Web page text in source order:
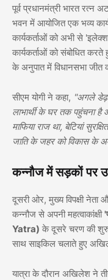
पूर्व प्रधानमंत्री भारत रत्न
भवन में आयोजित एक भव्य
कार्यकर्ताओं को अभी से
कार्यकर्ताओं को संबोधित करते
के अनुपात में विधानसभा जीत
सीएम योगी ने कहा, "अगले डेढ़
लाभार्थी के घर तक पहुंचना है
माफिया राज था, बेटियां
जाति के जहर को विकास के
कन्नौज में सड़कों पर
दूसरी ओर, मुख्य विपक्षी नेता
कन्नौज से अपनी महत्वाकांक्षी
Yatra) के दूसरे चरण की
साथ साइकिल चलाते हुए
यात्रा के दौरान अखिलेश ने